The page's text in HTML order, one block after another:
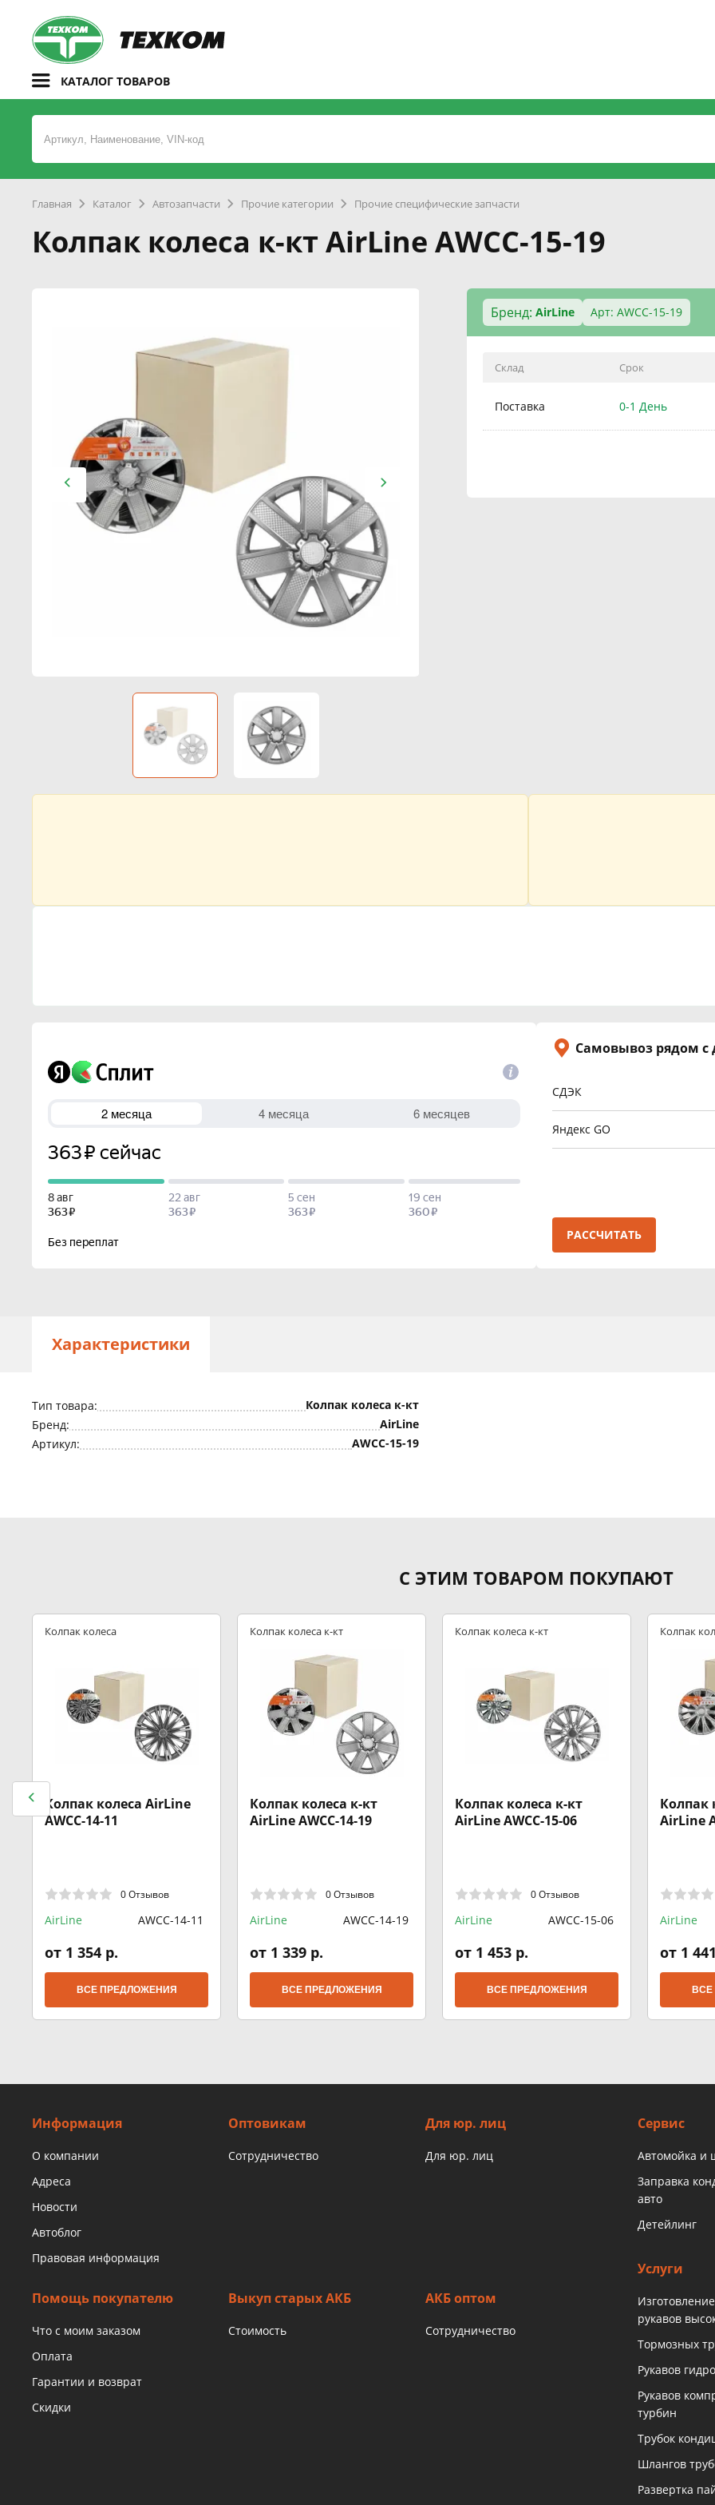
КАТАЛОГ ТОВАРОВ
Главная Каталог Автозапчасти Прочие категории Прочие специфические запчасти
Колпак колеса к-кт AirLine AWCC-15-19
Бренд: AirLine Арт: AWCC-15-19
Склад Срок
Поставка 0-1 День
Самовывоз рядом
СДЭК
Яндекс GO
РАССЧИТАТЬ
Характеристики
Тип товара:
Колпак колеса к-кт
Бренд:
AirLine
Артикул:
AWCC-15-19
С ЭТИМ ТОВАРОМ ПОКУПАЮТ
Колпак колеса
Колпак колеса AirLine
AWCC-14-11
0 Отзывов
AirLine AWCC-14-11
от 1 354 р.
ВСЕ ПРЕДЛОЖЕНИЯ
Колпак колеса к-кт
Колпак колеса к-кт
AirLine AWCC-14-19
0 Отзывов
AirLine AWCC-14-19
от 1 339 р.
ВСЕ ПРЕДЛОЖЕНИЯ
Колпак колеса к-кт
Колпак колеса к-кт
AirLine AWCC-15-06
0 Отзывов
AirLine AWCC-15-06
от 1 453 р.
ВСЕ ПРЕДЛОЖЕНИЯ
Колпак
Колпак
AirLine
AirLine
от 1
Информация
О компании
Адреса
Новости
Автоблог
Правовая информация
Оптовикам
Сотрудничество
Для юр. лиц
Для юр. лиц
Помощь покупателю
Что с моим заказом
Оплата
Гарантии и возврат
Скидки
Выкуп старых АКБ
Стоимость
АКБ оптом
Сотрудничество
Сервис
Автомойка и
Заправка
авто
Детейлинг
Услуги
рукавов
Тормозных
Рукавов
Рукавов
турбин
Трубок
Шлангов
Развертка